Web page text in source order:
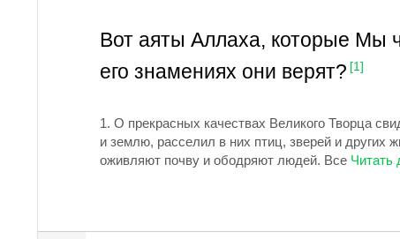
Вот аяты Аллаха, которые Мы
его знамениях они верят? [1]
1. О прекрасных качествах Великого Творца
и землю, расселил в них птиц, зверей и других
оживляют почву и ободряют людей. Все